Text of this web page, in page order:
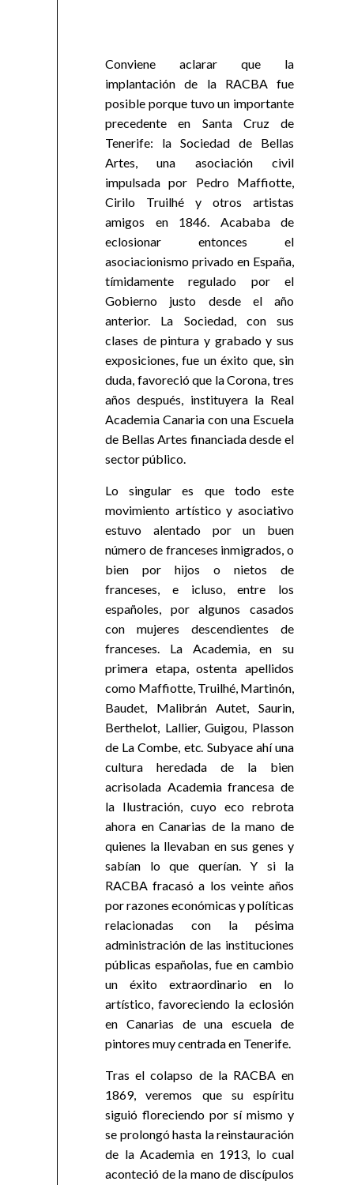
Conviene aclarar que la
implantación de la RACBA fue
posible porque tuvo un importante
precedente en Santa Cruz de
Tenerife: la Sociedad de Bellas
Artes, una asociación civil
impulsada por Pedro Maffiotte,
Cirilo Truilhé y otros artistas
amigos en 1846. Acababa de
eclosionar entonces el
asociacionismo privado en España,
tímidamente regulado por el
Gobierno justo desde el año
anterior. La Sociedad, con sus
clases de pintura y grabado y sus
exposiciones, fue un éxito que, sin
duda, favoreció que la Corona, tres
años después, instituyera la Real
Academia Canaria con una Escuela
de Bellas Artes financiada desde el
sector público.
Lo singular es que todo este
movimiento artístico y asociativo
estuvo alentado por un buen
número de franceses inmigrados, o
bien por hijos o nietos de
franceses, e icluso, entre los
españoles, por algunos casados
con mujeres descendientes de
franceses. La Academia, en su
primera etapa, ostenta apellidos
como Maffiotte, Truilhé, Martinón,
Baudet, Malibrán Autet, Saurin,
Berthelot, Lallier, Guigou, Plasson
de La Combe, etc. Subyace ahí una
cultura heredada de la bien
acrisolada Academia francesa de
la Ilustración, cuyo eco rebrota
ahora en Canarias de la mano de
quienes la llevaban en sus genes y
sabían lo que querían. Y si la
RACBA fracasó a los veinte años
por razones económicas y políticas
relacionadas con la pésima
administración de las instituciones
públicas españolas, fue en cambio
un éxito extraordinario en lo
artístico, favoreciendo la eclosión
en Canarias de una escuela de
pintores muy centrada en Tenerife.
Tras el colapso de la RACBA en
1869, veremos que su espíritu
siguió floreciendo por sí mismo y
se prolongó hasta la reinstauración
de la Academia en 1913, lo cual
aconteció de la mano de discípulos